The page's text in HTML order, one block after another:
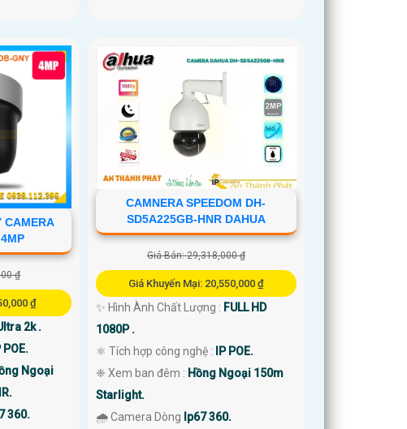
CAMERA
₫
₫
2k .
POE.
Ngoại
360.
CAMNERA SPEEDOM DH-
SD5A225GB-HNR DAHUA
Giá Bán: 29,318,000 ₫
Giá Khuyến Mại: 20,550,000 ₫
✨ Hình Ành Chất Lượng : FULL HD
1080P .
⚛️ Tích hợp công nghệ :
IP POE.
❈ Xem ban đêm : Hồng Ngoại 150m
Starlight.
🌧️ Camera Dòng Ip67 360.